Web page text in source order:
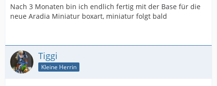
Nach 3 Monaten bin ich endlich fertig mit der Base für die
neue Aradia Miniatur boxart, miniatur folgt bald
Tiggi
Kleine Herrin